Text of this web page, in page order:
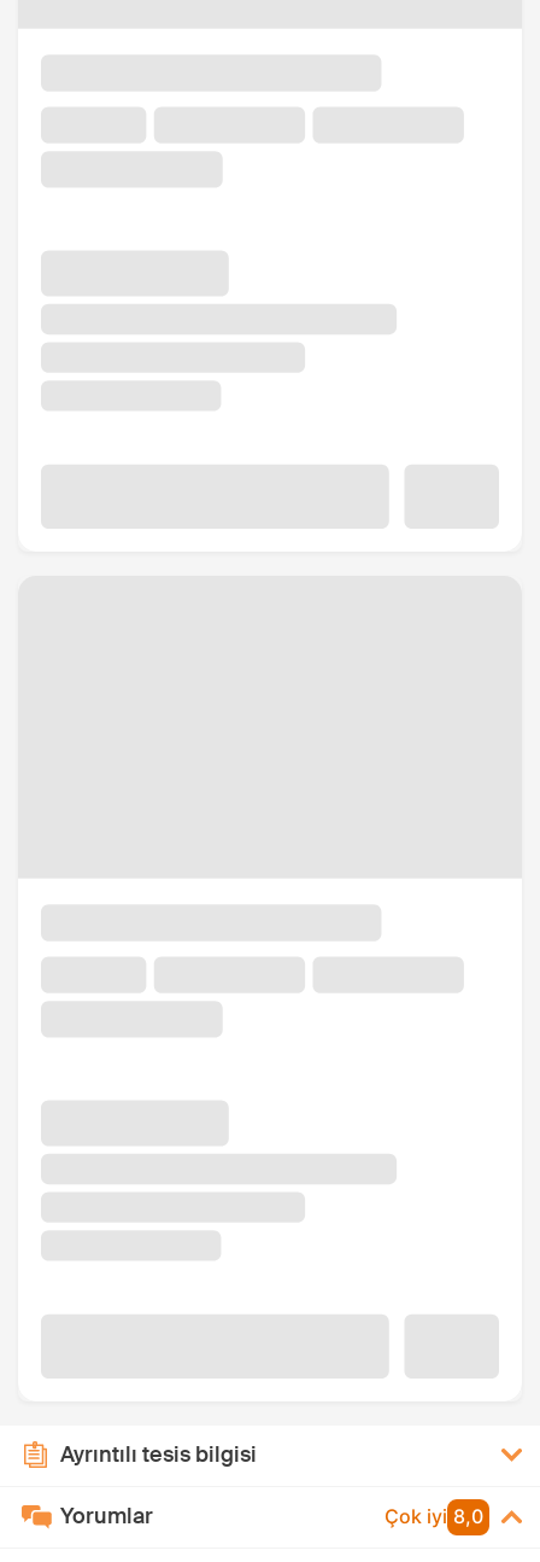
Ayrıntılı tesis bilgisi
Yorumlar Çok iyi 8,0